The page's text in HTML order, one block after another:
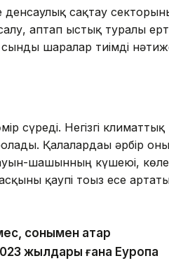
сақтау
аптап ыстық туралы
шаралар тиімді
сүреді. Негізгі климаттық
Қалалардағы әрбір
шашынның күшеюі,
қаупі тоғыз есе
сонымен қатар
2023 жылдары ғана Еуропа